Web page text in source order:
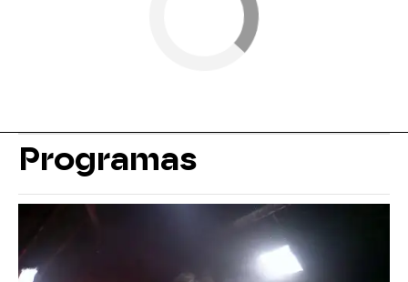
Programas